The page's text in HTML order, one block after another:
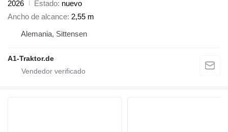
2026 Estado nuevo
Ancho de alcance 2,55 m
Alemania, Sittensen
A1-Traktor.de